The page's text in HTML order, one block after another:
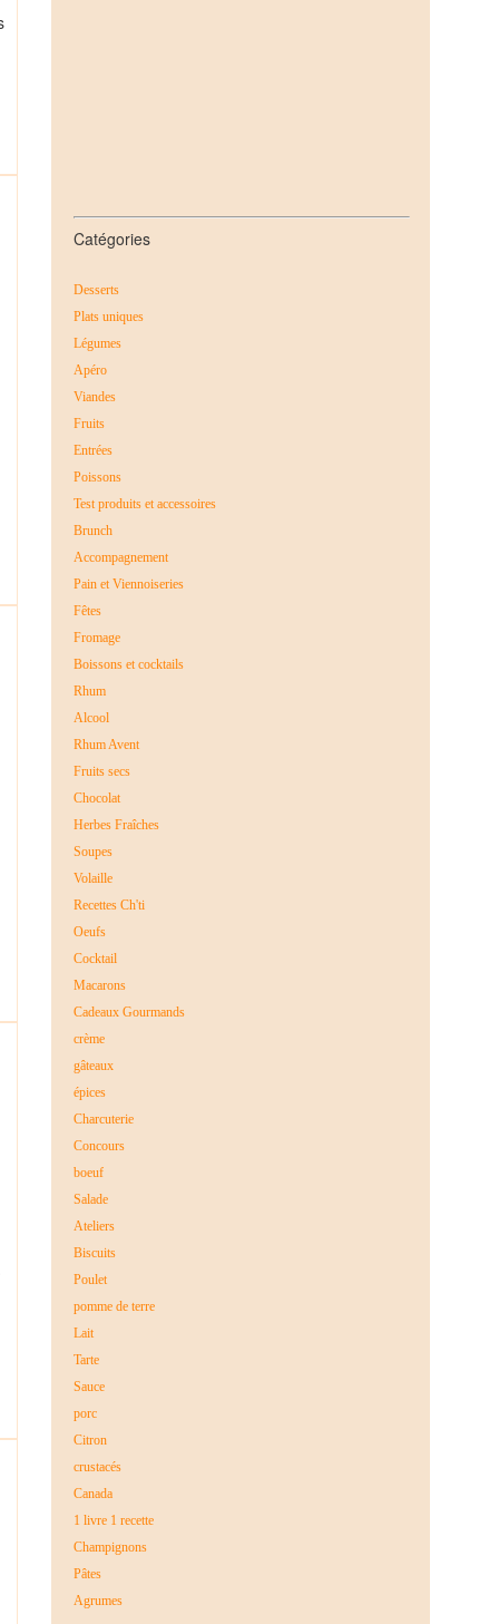
Catégories
Desserts
Plats uniques
Légumes
Apéro
Viandes
Fruits
Entrées
Poissons
Test produits et accessoires
Brunch
Accompagnement
Pain et Viennoiseries
Fêtes
Fromage
Boissons et cocktails
Rhum
Alcool
Rhum Avent
Fruits secs
Chocolat
Herbes Fraîches
Soupes
Volaille
Recettes Ch'ti
Oeufs
Cocktail
Macarons
Cadeaux Gourmands
crème
gâteaux
épices
Charcuterie
Concours
boeuf
Salade
Ateliers
Biscuits
Poulet
pomme de terre
Lait
Tarte
Sauce
porc
Citron
crustacés
Canada
1 livre 1 recette
Champignons
Pâtes
Agrumes